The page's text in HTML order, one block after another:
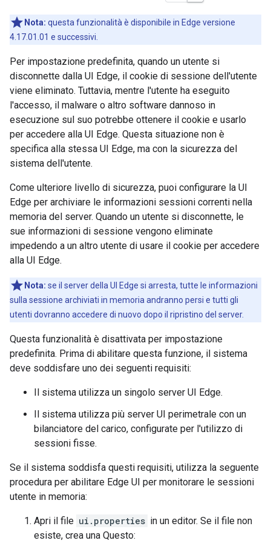
Nota: questa funzionalità è disponibile in Edge versione
4.17.01.01 e successivi.
Per impostazione predefinita, quando un utente si
disconnette dalla UI Edge, il cookie di sessione dell'utente
viene eliminato. Tuttavia, mentre l'utente ha eseguito
l'accesso, il malware o altro software dannoso in
esecuzione sul suo potrebbe ottenere il cookie e usarlo
per accedere alla UI Edge. Questa situazione non è
specifica alla stessa UI Edge, ma con la sicurezza del
sistema dell'utente.
Come ulteriore livello di sicurezza, puoi configurare la UI
Edge per archiviare le informazioni sessioni correnti nella
memoria del server. Quando un utente si disconnette, le
sue informazioni di sessione vengono eliminate
impedendo a un altro utente di usare il cookie per accedere
alla UI Edge.
Nota: se il server della UI Edge si arresta, tutte le informazioni
sulla sessione archiviati in memoria andranno persi e tutti gli
utenti dovranno accedere di nuovo dopo il ripristino del server.
Questa funzionalità è disattivata per impostazione
predefinita. Prima di abilitare questa funzione, il sistema
deve soddisfare uno dei seguenti requisiti:
Il sistema utilizza un singolo server UI Edge.
Il sistema utilizza più server UI perimetrale con un
bilanciatore del carico, configurate per l'utilizzo di
sessioni fisse.
Se il sistema soddisfa questi requisiti, utilizza la seguente
procedura per abilitare Edge UI per monitorare le sessioni
utente in memoria:
Apri il file ui.properties in un editor. Se il file non
esiste, crea una Questo: